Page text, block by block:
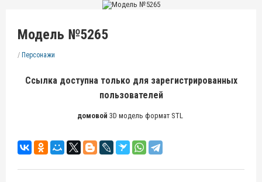
Модель №5265
/ Персонажи
Ссылка доступна только для зарегистрированных
пользователей
домовой 3D модель формат STL